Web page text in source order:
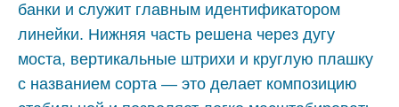
банки и служит главным идентификатором
линейки. Нижняя часть решена через дугу
моста, вертикальные штрихи и круглую плашку
с названием сорта — это делает композицию